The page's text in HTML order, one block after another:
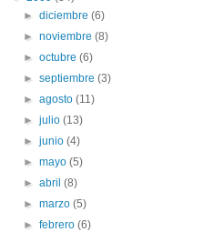
►diciembre(6)
►noviembre(8)
►octubre(6)
►septiembre(3)
►agosto(11)
►julio(13)
►junio(4)
►mayo(5)
►abril(8)
►marzo(5)
►febrero(6)